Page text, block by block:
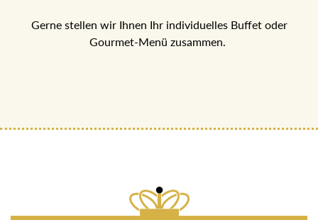
Gerne stellen wir Ihnen Ihr individuelles Buffet oder
Gourmet-Menü zusammen.